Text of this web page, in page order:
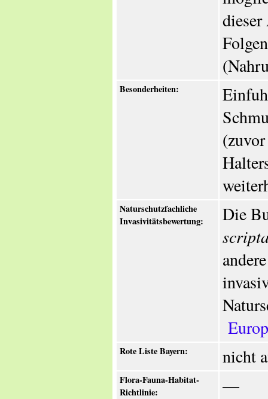
Besonderheiten:
Naturschutzfachliche
Invasivitätsbewertung:
Die
Rote Liste Bayern: nicht
Flora-Fauna-Habitat-
Richtlinie:
—